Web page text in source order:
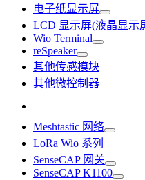
电子纸显示屏
LCD 显示屏(液晶显示
Wio Terminal
reSpeaker
其他传感模块
其他微控制器
Meshtastic 网络
LoRa Wio 系列
SenseCAP 网关
SenseCAP K1100